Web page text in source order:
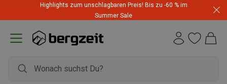
Highlights zum unschlagbaren Preis! Bis zu -60 % im
Summer Sale